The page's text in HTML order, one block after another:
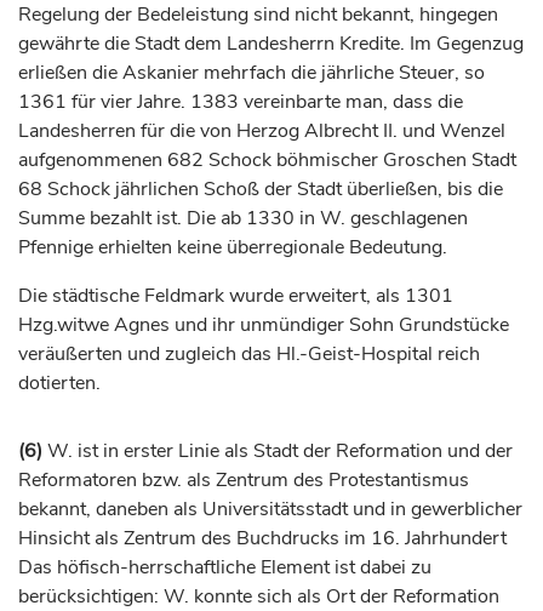
Regelung der Bedeleistung sind nicht bekannt, hingegen
gewährte die Stadt dem Landesherrn Kredite. Im Gegenzug
erließen die Askanier mehrfach die jährliche Steuer, so
1361 für vier Jahre. 1383 vereinbarte man, dass die
Landesherren für die von HerzogAlbrecht II. und Wenzel
aufgenommenen 682 Schock böhmischer Groschen Stadt
68 Schock jährlichen Schoß der Stadt überließen, bis die
Summe bezahlt ist. Die ab 1330 in W. geschlagenen
Pfennige erhielten keine überregionale Bedeutung.
Die städtische Feldmark wurde erweitert, als 1301
Hzg.witwe Agnes und ihr unmündiger Sohn Grundstücke
veräußerten und zugleich das Hl.-Geist-Hospital reich
dotierten.
(6) W. ist in erster Linie als Stadt der Reformation und der
Reformatoren bzw. als Zentrum des Protestantismus
bekannt, daneben als Universitätsstadt und in gewerblicher
Hinsicht als Zentrum des Buchdrucks im 16. Jahrhundert
Das höfisch-herrschaftliche Element ist dabei zu
berücksichtigen: W. konnte sich als Ort der Reformation